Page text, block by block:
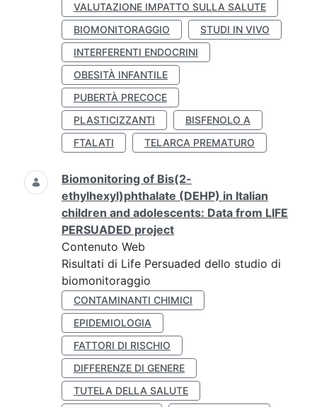
VALUTAZIONE IMPATTO SULLA SALUTE
BIOMONITORAGGIO
STUDI IN VIVO
INTERFERENTI ENDOCRINI
OBESITÀ INFANTILE
PUBERTÀ PRECOCE
PLASTICIZZANTI
BISFENOLO A
FTALATI
TELARCA PREMATURO
Biomonitoring of Bis(2-
ethylhexyl)phthalate (DEHP) in Italian
children and adolescents: Data from LIFE
PERSUADED project
Contenuto Web
Risultati di Life Persuaded dello studio di
biomonitoraggio
CONTAMINANTI CHIMICI
EPIDEMIOLOGIA
FATTORI DI RISCHIO
DIFFERENZE DI GENERE
TUTELA DELLA SALUTE